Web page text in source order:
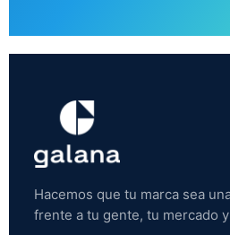
Hacemos que tu marca sea
frente a tu gente, tu mercado